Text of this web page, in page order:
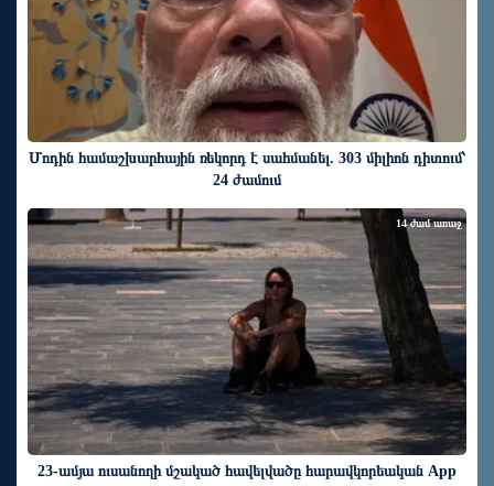
Մոդին համաշխարհային ռեկորդ է սահմանել. 303 միլիոն դիտում՝
24 ժամում
23-ամյա ուսանողի մշակած հավելվածը հարավկորեական App
14 ժամ առաջ